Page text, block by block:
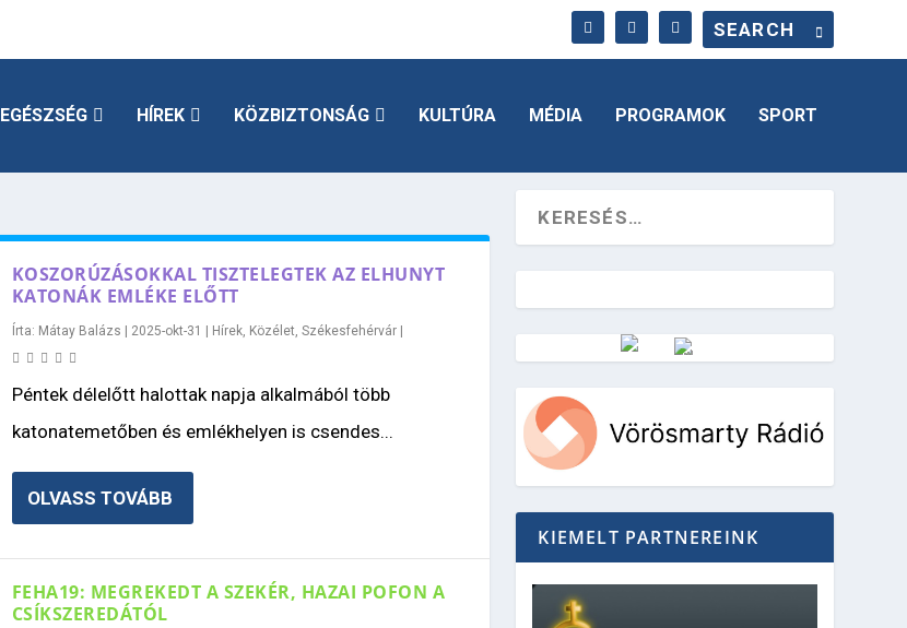
EGÉSZSÉG HÍREK KÖZBIZTONSÁG KULTÚRA MÉDIA PROGRAMOK SPORT
KOSZORÚZÁSOKKAL TISZTELEGTEK AZ ELHUNYT
KATONÁK EMLÉKE ELŐTT
Írta: Mátay Balázs 2025-okt-31 Hírek, Közélet, Székesfehérvár|
Péntek délelőtt halottak napja alkalmából több
katonatemetőben és emlékhelyen is csendes...
OLVASS TOVÁBB
FEHA19: MEGREKEDT A SZEKÉR, HAZAI POFON A
CSÍKSZEREDÁTÓL
Vörösmarty Rádió
KIEMELT PARTNEREINK